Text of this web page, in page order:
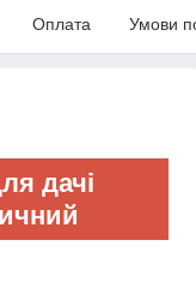
Оплата Умови
дачі